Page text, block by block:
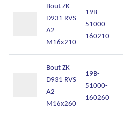
Bout ZK
D931 RVS
A2
M16x210
19B-
51000-
160210
Bout ZK
D931 RVS
A2
M16x260
19B-
51000-
160260